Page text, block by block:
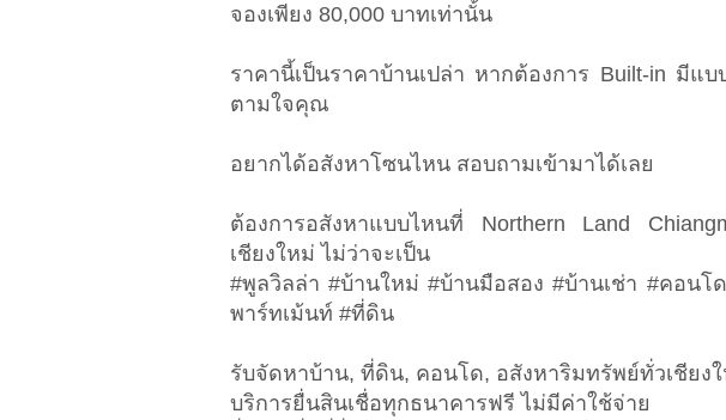
จองเพียง 80,000 บาทเท่านั้น
ราคานี้เป็นราคาบ้านเปล่า หากต้องการ Built-in มีแ
ตามใจคุณ
อยากได้อสังหาโซนไหน สอบถามเข้ามาได้เลย
ต้องการอสังหาแบบไหนที่ Northern Land
เชียงใหม่ ไม่ว่าจะเป็น
#พูลวิลล่า #บ้านใหม่ #บ้านมือสอง #บ้านเช่า #คอนโ
พาร์ทเม้นท์ #ที่ดิน
รับจัดหาบ้าน, ที่ดิน, คอนโด, อสังหาริมทรัพย์ทั่วเชียง
บริการยื่นสินเชื่อทุกธนาคารฟรี ไม่มีค่าใช้จ่าย